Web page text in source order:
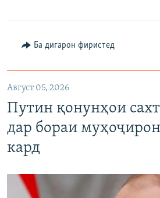
Ба дигарон фиристед
Август 05, 2026
Путин қонунҳои
дар бораи
кард